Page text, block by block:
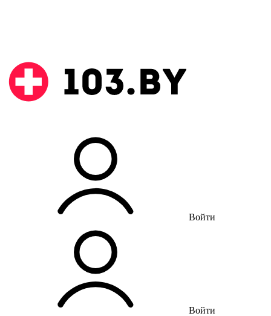
Войти
Войти